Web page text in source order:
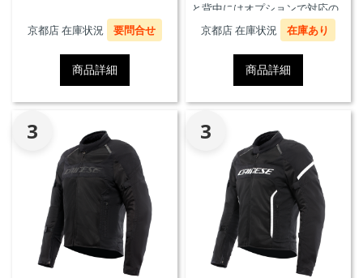
京都店 在庫状況 要問合せ
商品詳細
と背中にはオプションで対応の
プロテクターを装着することが
できます。また、防水の内ポケ
ット、EN17092クラスA認証、パ
ンツと接続可能なファスナーを
備えています。
京都店 在庫状況 在庫あり
商品詳細
3 3